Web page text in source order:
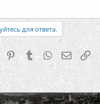
для ответа.
PinterestTumblr WhatsApp